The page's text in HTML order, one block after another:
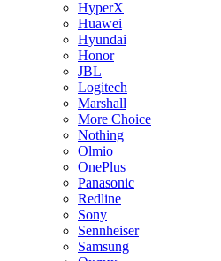
HyperX
Huawei
Hyundai
Honor
JBL
Logitech
Marshall
More Choice
Nothing
Olmio
OnePlus
Panasonic
Redline
Sony
Sennheiser
Samsung